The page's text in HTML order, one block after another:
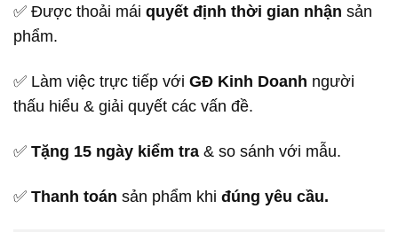
✅ Được thoải mái quyết định thời gian nhận sản
phẩm.
✅ Làm việc trực tiếp với GĐ Kinh Doanh người
thấu hiểu & giải quyết các vấn đề.
✅ Tặng 15 ngày kiểm tra & so sánh với mẫu.
✅ Thanh toán sản phẩm khi đúng yêu cầu.